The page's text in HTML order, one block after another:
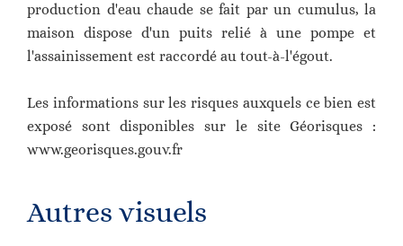
production d'eau chaude se fait par un cumulus, la
maison dispose d'un puits relié à une pompe et
l'assainissement est raccordé au tout-à-l'égout.
Les informations sur les risques auxquels ce bien est
exposé sont disponibles sur le site Géorisques :
www.georisques.gouv.fr
Autres visuels